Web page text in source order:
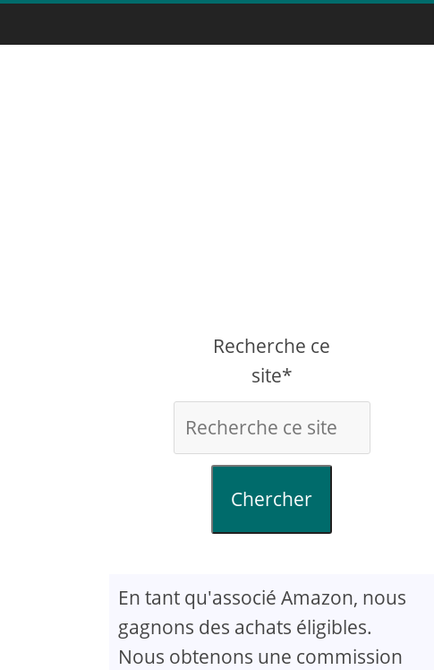
Recherche ce
site*
Chercher
En tant qu'associé Amazon, nous
gagnons des achats éligibles.
Nous obtenons une commission